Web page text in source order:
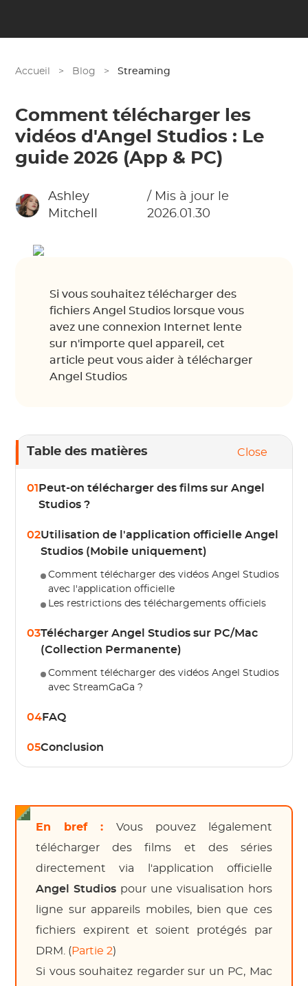
Accueil > Blog > Streaming
Comment télécharger les
vidéos d'Angel Studios : Le
guide 2026 (App & PC)
Ashley
Mitchell
/ Mis à jour le
2026.01.30
Si vous souhaitez télécharger des
fichiers Angel Studios lorsque vous
avez une connexion Internet lente
sur n'importe quel appareil, cet
article peut vous aider à télécharger
Angel Studios
Table des matières Close
01 Peut-on télécharger des films sur Angel
Studios ?
02Utilisation de l'application officielle Angel
Studios (Mobile uniquement)
Comment télécharger des vidéos Angel Studios
avec l'application officielle
Les restrictions des téléchargements officiels
03Télécharger Angel Studios sur PC/Mac
(Collection Permanente)
Comment télécharger des vidéos Angel Studios
avec StreamGaGa ?
04FAQ
05Conclusion
En bref : Vous pouvez légalement
télécharger des films et des séries
directement via l'application officielle
Angel Studios pour une visualisation hors
ligne sur appareils mobiles, bien que ces
fichiers expirent et soient protégés par
DRM. ( Partie 2)
Si vous souhaitez regarder sur un PC, Mac